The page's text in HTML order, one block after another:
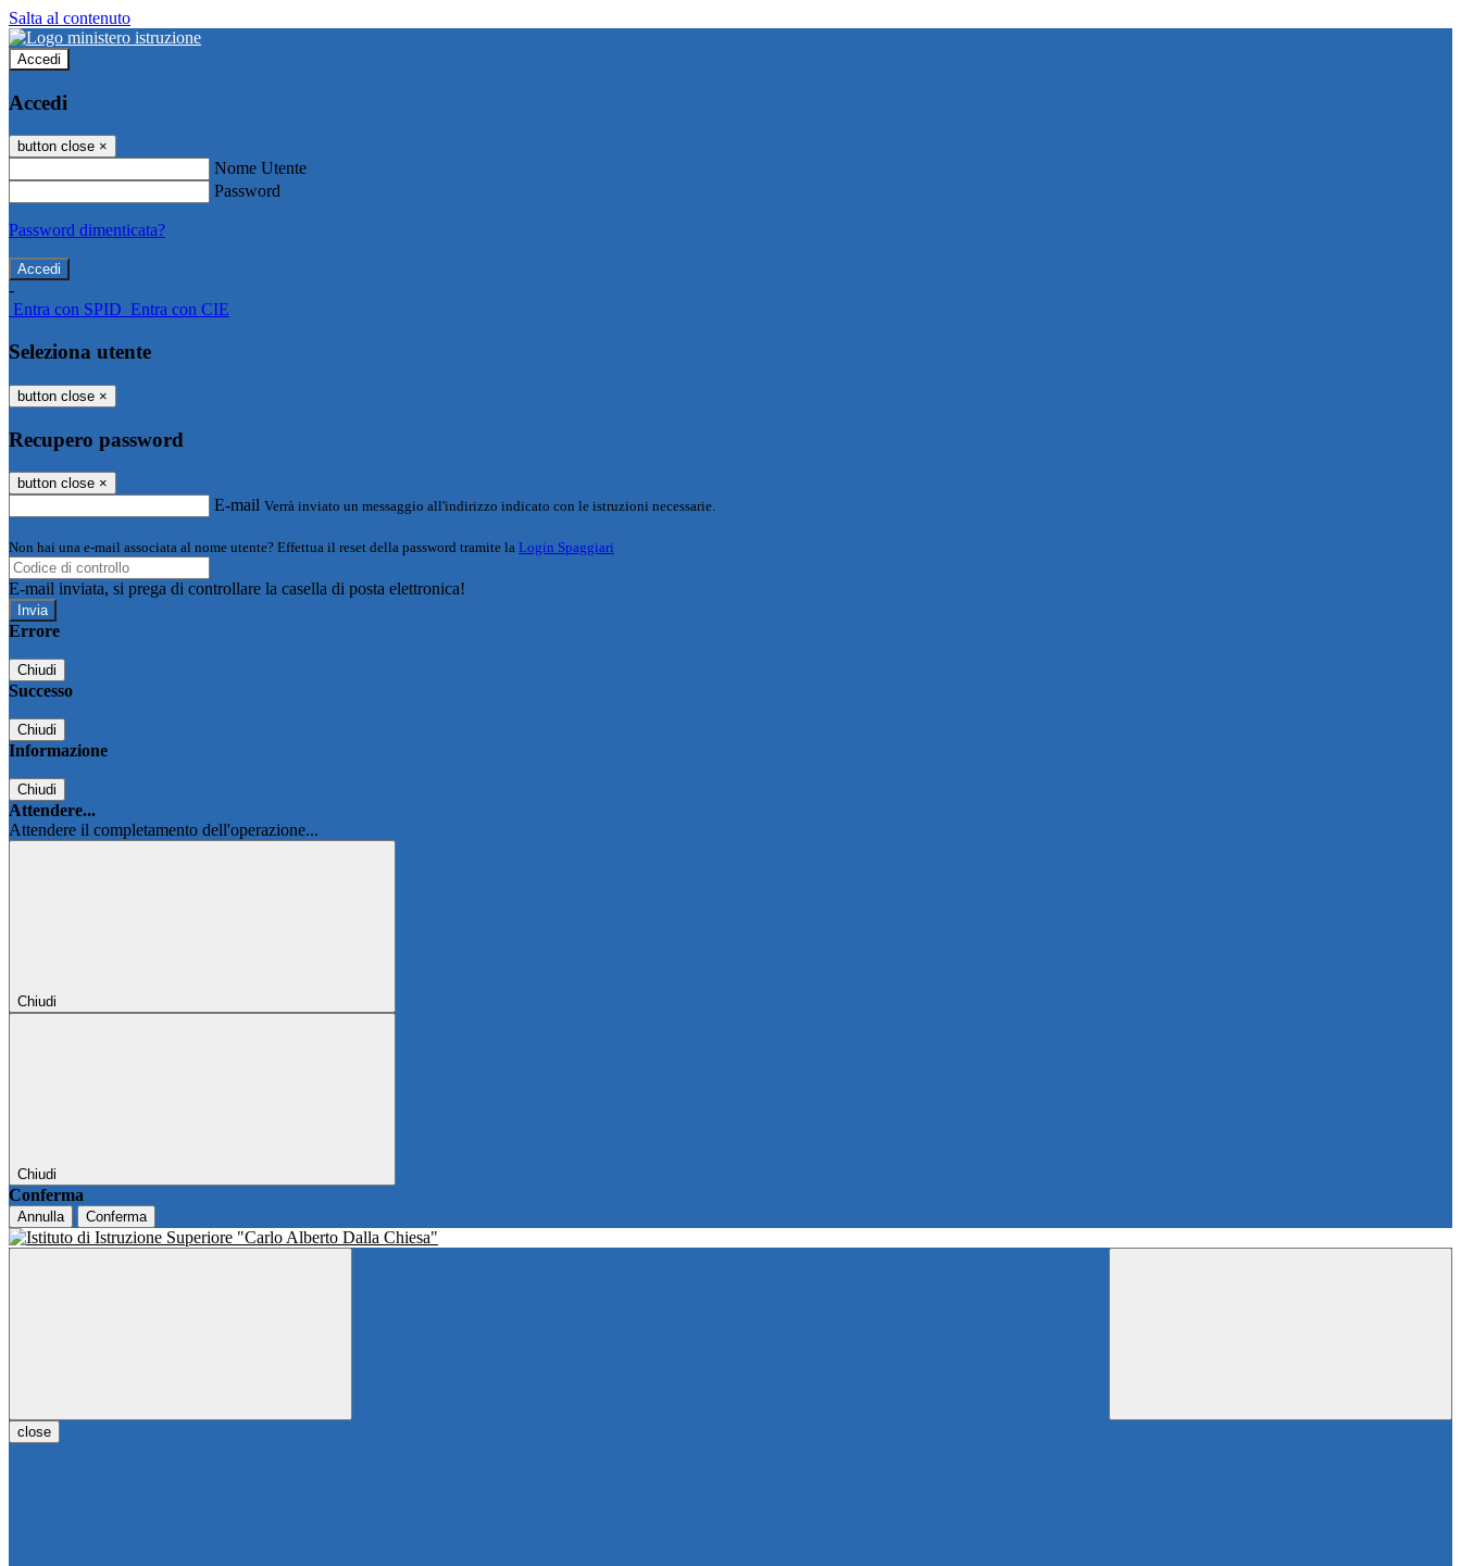
Salta al contenuto
Accedi
Accedi
button close ×
Nome Utente
Password
Password dimenticata?
-
Entra con SPID Entra con CIE
Seleziona utente
button close ×
Recupero password
button close ×
E-mail Verrà inviato un messaggio all'indirizzo indicato con le istruzioni necessarie.
Non hai una e-mail associata al nome utente? Effettua il reset della password tramite la Login Spaggiari
E-mail inviata, si prega di controllare la casella di posta elettronica!
Errore
Chiudi
Successo
Chiudi
Informazione
Chiudi
Attendere...
Attendere il completamento dell'operazione...
Chiudi
Chiudi
Conferma
Annulla Conferma
close